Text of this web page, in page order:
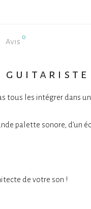
Avis
0
guitariste
tous les intégrer dans
palette sonore, d’un
de votre son !